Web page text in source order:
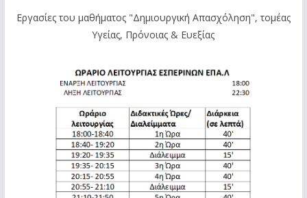
Εργασίες του μαθήματος "Δημιουργική Απασχόληση", τομέας
Υγείας, Πρόνοιας & Ευεξίας